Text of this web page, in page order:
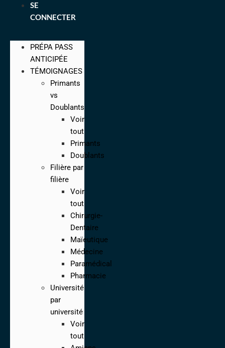
SE
CONNECTER
PRÉPA PASS
ANTICIPÉE
TÉMOIGNAGES
Primants
vs
Doublants
Voir
tout
Primants
Doublants
Filière par
filière
Voir
tout
Chirurgie-
Dentaire
Maïeutique
Médecine
Paramédical
Pharmacie
Université
par
université
Voir
tout